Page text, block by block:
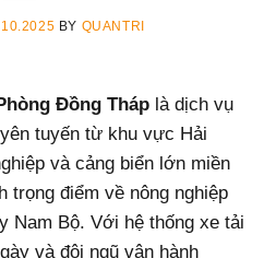
BY QUANTRI
Đồng Tháp là dịch vụ
tuyến từ khu vực Hải
và cảng biển lớn miền
trọng điểm về nông nghiệp
Nam Bộ. Với hệ thống xe tải
và đội ngũ vận hành